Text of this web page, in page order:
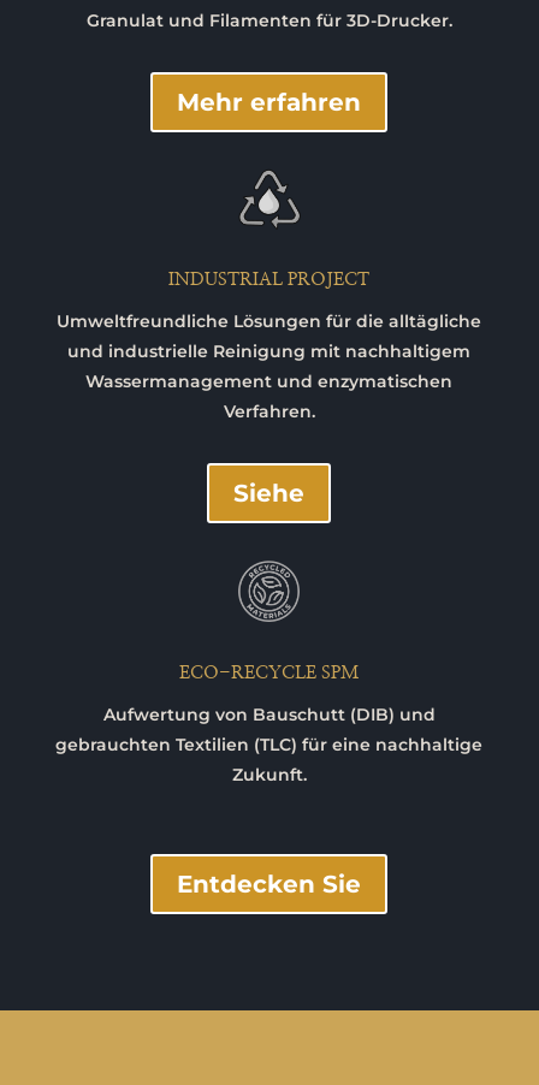
Granulat und Filamenten für 3D-Drucker.
Mehr erfahren
INDUSTRIAL PROJECT
Umweltfreundliche Lösungen für die alltägliche
und industrielle Reinigung mit nachhaltigem
Wassermanagement und enzymatischen
Verfahren.
Siehe
ECO-RECYCLE SPM
Aufwertung von Bauschutt (DIB) und
gebrauchten Textilien (TLC) für eine nachhaltige
Zukunft.
Entdecken Sie